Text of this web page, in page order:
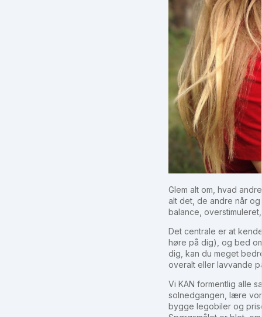
Glem alt om, hvad
alt det, de andre når
balance,
Det centrale er at
høre på dig), og bed
dig, kan du meget
overalt eller lavvande
Vi KAN formentlig alle
solnedgangen, lære
bygge legobiler og